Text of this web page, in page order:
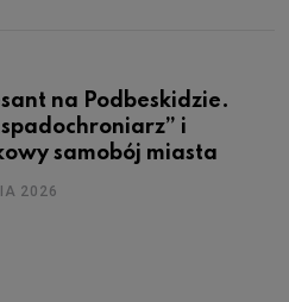
na Podbeskidzie.
i
samobój miasta
2026